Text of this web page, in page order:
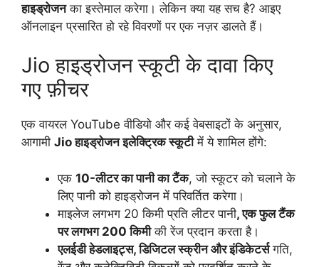
हाइड्रोजनका इस्तेमाल करेगा। लेकिन क्या यह सच है? आइए
ऑनलाइन प्रसारित हो रहे विवरणों पर एक नज़र डालते हैं।
Jio हाइड्रोजन स्कूटी के दावा किए
गए फ़ीचर
एक वायरल YouTube वीडियो और कई वेबसाइटों के अनुसार,
आगामी Jio हाइड्रोजन इलेक्ट्रिक स्कूटीमें ये शामिल होंगे:
एक 10-लीटर का पानी का टैंक, जो स्कूटर को चलाने के
लिए पानी को हाइड्रोजन में परिवर्तित करेगा।
माइलेज लगभग 20 किमी प्रति लीटर पानी, एक फुल टैंक
पर लगभग 200 किमीकी रेंज प्रदान करता है।
एलईडी हेडलाइट्स, डिजिटल स्क्रीन और इंडिकेटर्सगति,